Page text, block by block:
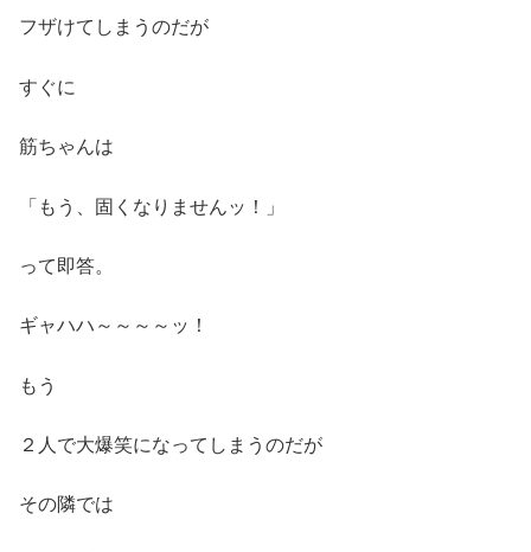
フザけてしまうのだが
すぐに
筋ちゃんは
「もう、固くなりませんッ！」
って即答。
ギャハハ～～～～ッ！
もう
２人で大爆笑になってしまうのだが
その隣では